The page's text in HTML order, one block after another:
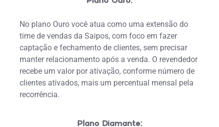
No plano Ouro você atua como uma extensão do
time de vendas da Saipos, com foco em fazer
captação e fechamento de clientes, sem precisar
manter relacionamento após a venda. O revendedor
recebe um valor por ativação, conforme número de
clientes ativados, mais um percentual mensal pela
recorrência.
Plano Diamante: